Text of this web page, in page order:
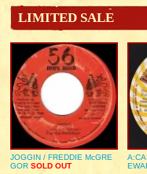
LIMITED SALE
JOGGIN / FREDDIE McGRE
GOR SOLD OUT